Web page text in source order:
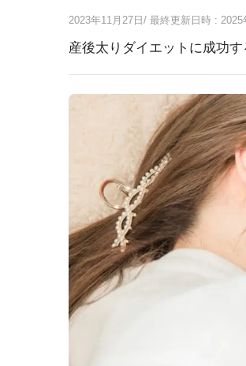
2023年11月27日 / 最終更新日時 : 2025
産後太りダイエットに成功